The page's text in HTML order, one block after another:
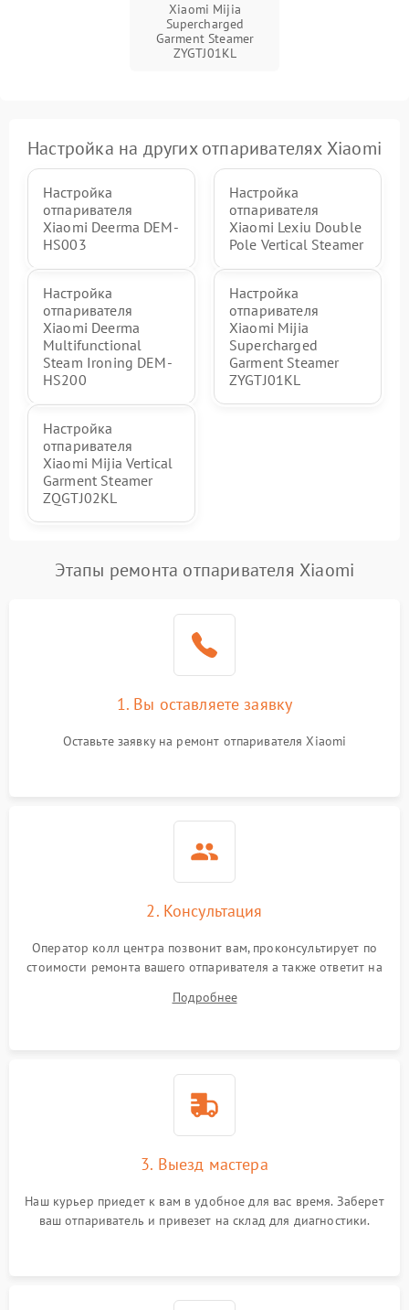
Xiaomi Mijia
Supercharged
Garment Steamer
ZYGTJ01KL
Настройка на других отпаривателях Xiaomi
Настройка
отпаривателя
Xiaomi Deerma DEM-
HS003
Настройка
отпаривателя
Xiaomi Lexiu Double
Pole Vertical Steamer
Настройка
отпаривателя
Xiaomi Deerma
Multifunctional
Steam Ironing DEM-
HS200
Настройка
отпаривателя
Xiaomi Mijia
Supercharged
Garment Steamer
ZYGTJ01KL
Настройка
отпаривателя
Xiaomi Mijia Vertical
Garment Steamer
ZQGTJ02KL
Этапы ремонта отпаривателя Xiaomi
1. Вы оставляете заявку
Оставьте заявку на ремонт отпаривателя Xiaomi
2. Консультация
Оператор колл центра позвонит вам, проконсультирует по
стоимости ремонта вашего отпаривателя а также ответит на
Подробнее
3. Выезд мастера
Наш курьер приедет к вам в удобное для вас время. Заберет
ваш отпариватель и привезет на склад для диагностики.